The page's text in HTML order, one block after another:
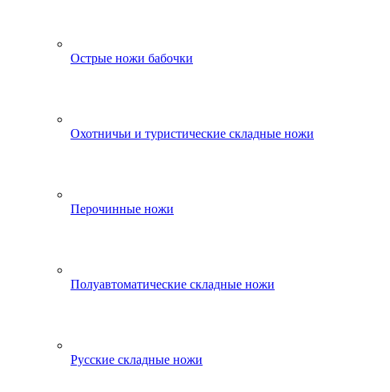
Острые ножи бабочки
Охотничьи и туристические складные ножи
Перочинные ножи
Полуавтоматические складные ножи
Русские складные ножи